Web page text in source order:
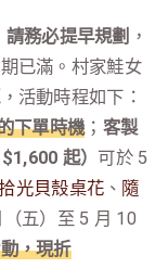
請務必提早規劃 ，
已滿。村家鮭女
，活動時程如下：
下單時機； 客製
起） 可於 5
光貝殼桌花 、 隨
五）至 5 月 10
，現折